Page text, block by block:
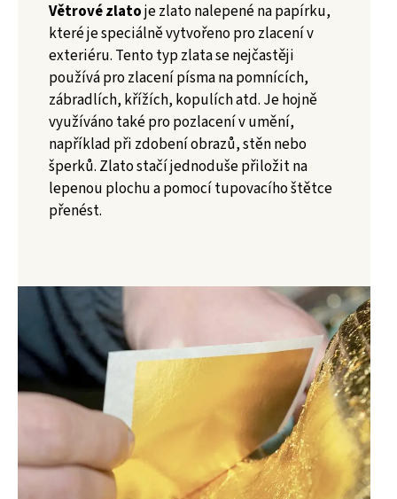
Větrové zlatoje zlato nalepené na papírku,
které je speciálně vytvořeno pro zlacení v
exteriéru. Tento typ zlata se nejčastěji
používá pro zlacení písma na pomnících,
zábradlích, křížích, kopulích atd. Je hojně
využíváno také pro pozlacení v umění,
například při zdobení obrazů, stěn nebo
šperků. Zlato stačí jednoduše přiložit na
lepenou plochu a pomocí tupovacího štětce
přenést.